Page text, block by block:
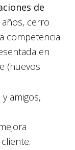
de
cerro
competencia
en
(nuevos
amigos,